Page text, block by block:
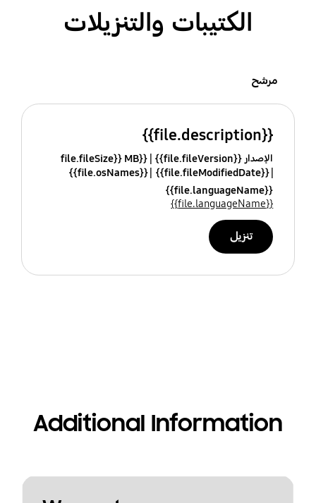
الكتيبات والتنزيلات
مرشح
{{file.description}}
الإصدار {{file.fileVersion}}
{{file.fileSize}} MB
{{file.fileModifiedDate}}
{{file.osNames}}
{{file.languageName}}
{{file.languageName}}
تنزيل
Additional Information